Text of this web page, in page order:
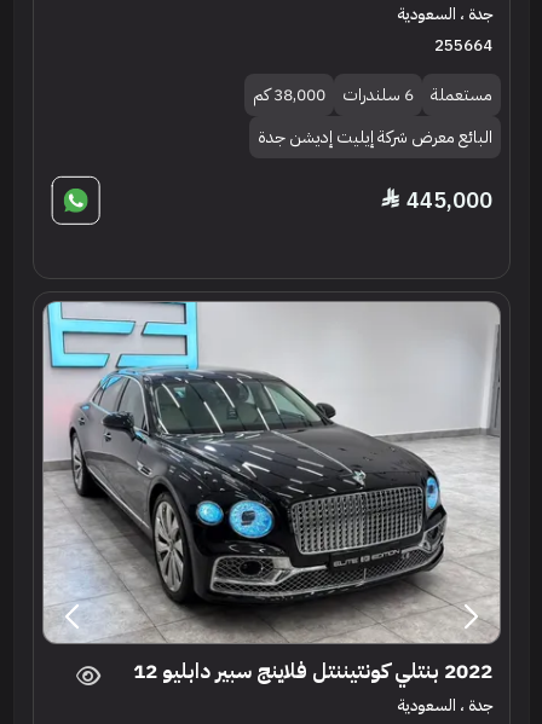
جدة ، السعودية
255664
مستعملة 6 سلندرات
38,000 كم
البائع معرض شركة إيليت إديشن جدة
445,000
2022 بنتلي كونتيننتل فلاينج سبير دابليو 12
جدة ، السعودية